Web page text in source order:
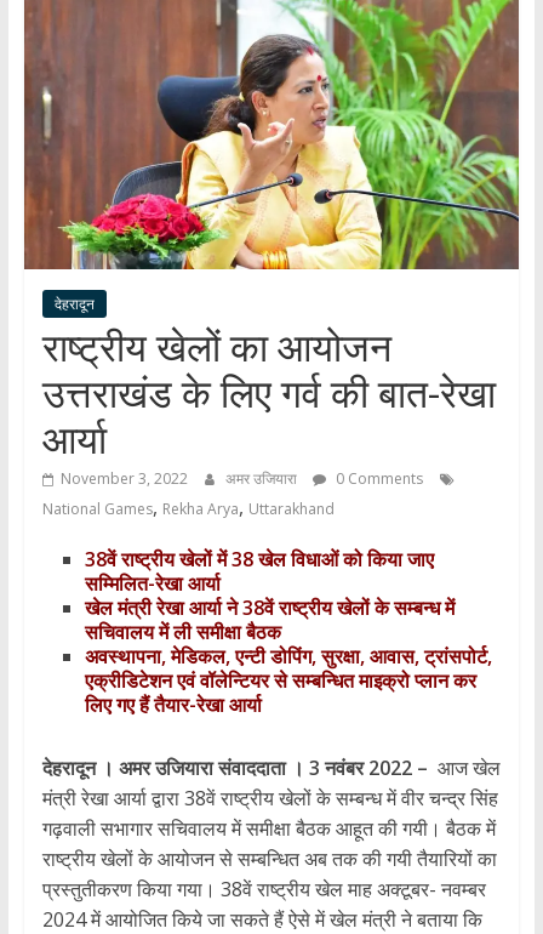
सच्ची
खबर
सबकी
देहरादून
राष्ट्रीय खेलों का आयोजन
उत्तराखंड के लिए गर्व की बात-रेखा
आर्या
November 3, 2022 अमर उजियारा
0 Comments
National Games, Rekha Arya, Uttarakhand
38वें राष्ट्रीय खेलों में 38 खेल विधाओं को किया जाए
सम्मिलित-रेखा आर्या
खेल मंत्री रेखा आर्या ने 38वें राष्ट्रीय खेलों के सम्बन्ध में
सचिवालय में ली समीक्षा बैठक
अवस्थापना, मेडिकल, एन्टी डोपिंग, सुरक्षा, आवास, ट्रांसपोर्ट,
एक्रीडिटेशन एवं वॉलेन्टियर से सम्बन्धित माइक्रो प्लान कर
लिए गए हैं तैयार-रेखा आर्या
देहरादून । अमर उजियारा संवाददाता । 3 नवंबर 2022 – आज खेल
मंत्री रेखा आर्या द्वारा 38वें राष्ट्रीय खेलों के सम्बन्ध में वीर चन्द्र सिंह
गढ़वाली सभागार सचिवालय में समीक्षा बैठक आहूत की गयी। बैठक में
राष्ट्रीय खेलों के आयोजन से सम्बन्धित अब तक की गयी तैयारियों का
प्रस्तुतीकरण किया गया। 38वें राष्ट्रीय खेल माह अक्टूबर- नवम्बर
2024 में आयोजित किये जा सकते हैं ऐसे में खेल मंत्री ने बताया कि